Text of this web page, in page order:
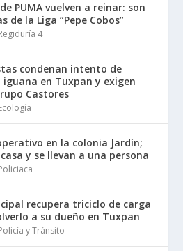
PUMA vuelven a reinar: son
de la Liga “Pepe Cobos”
4
condenan intento de
iguana en Tuxpan y exigen
Castores
en la colonia Jardín;
y se llevan a una persona
recupera triciclo de carga
a su dueño en Tuxpan
y Tránsito